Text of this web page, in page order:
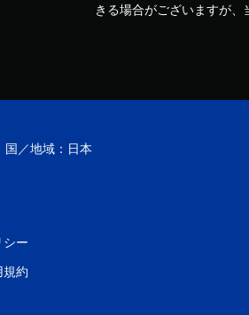
きる場合がございますが
国／地域：日本
シー
規約